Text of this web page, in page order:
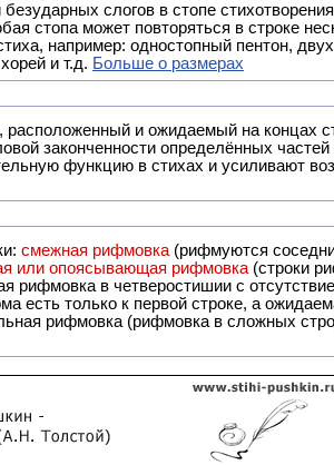
слогов в стопе
стопа может повторяться в строке
например: одностопный пентон,
и т.д. Больше о размерах
правило, расположенный и ожидаемый на
законченности определённых частей
функцию в стихах и усиливают
смежная рифмовка (рифмуются
или опоясывающая рифмовка (строки
рифмовка в четверостишии с
есть только к первой строке, а